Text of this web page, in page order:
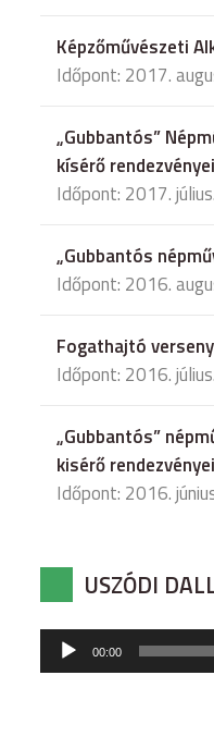
Képzőművészeti
Időpont: 2017.
„Gubbantós”
kísérő
Időpont: 2017.
„Gubbantós
Időpont: 2016.
Fogathajtó verseny
Időpont: 2016.
„Gubbantós”
kisérő
Időpont: 2016.
USZÓDI
Audió
lejátszó
00:00